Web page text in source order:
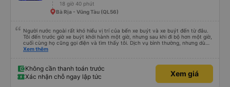
18 giờ 40 phút
Bà Rịa - Vũng Tàu (QL56)
Người nước ngoài rất khó hiểu vị trí của bến xe buýt và xe buýt đến từ đâu.
Tôi đến trước giờ xe buýt khởi hành một giờ, nhưng sau khi đi bộ hơn một giờ,
cuối cùng họ cũng gọi điện và tìm thấy tôi. Dịch vụ bình thường, nhưng dù
sao thì tôi ngủ ngon hơn ở khách sạn vì tôi rất thoải mái. Sẽ tuyệt hơn nếu
Xem thêm
Không cần thanh toán trước
Xác nhận chỗ ngay lập tức
Xem giá